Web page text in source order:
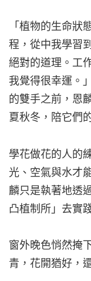
「植物的生命狀
程，從中我學習
絕對的道理。工
我覺得很幸運。
的雙手之前，恩
夏秋冬，陪它們
學花做花的人的
光、空氣與水才
麟只是執著地透
凸植制所」去實
窗外晚色悄然掩
青，花開猶好，